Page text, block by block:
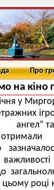
Про
на кіно
у
ангел"
цьому